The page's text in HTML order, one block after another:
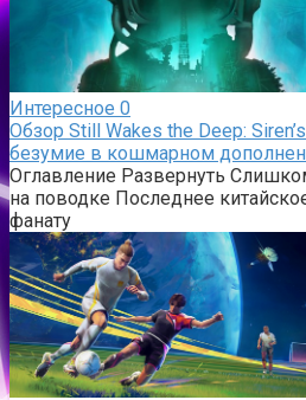
Интересное 0
Обзор Still Wakes the Deep:
безумие в кошмарном
Оглавление Развернуть
на поводке Последнее
фанату